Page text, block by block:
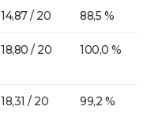
14,87 / 20 88,5 %
18,80 / 20 100,0 %
18,31 / 20 99,2 %